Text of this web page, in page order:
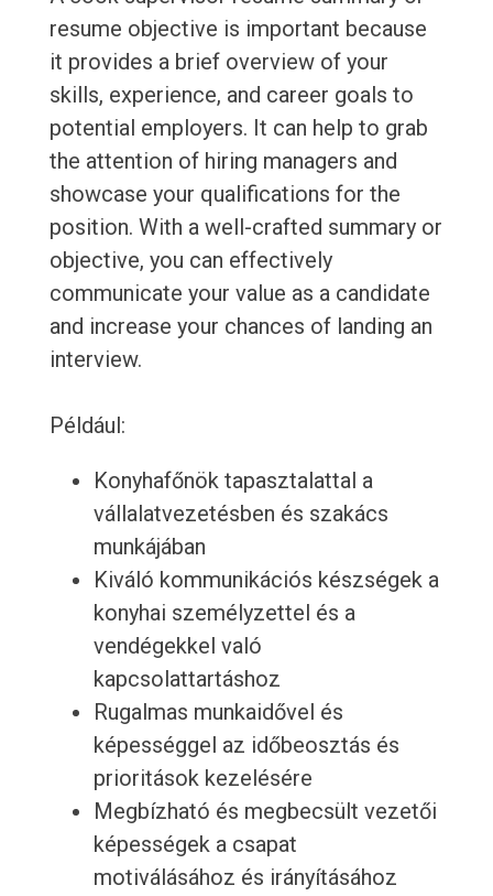
resume objective is important because
it provides a brief overview of your
skills, experience, and career goals to
potential employers. It can help to grab
the attention of hiring managers and
showcase your qualifications for the
position. With a well-crafted summary or
objective, you can effectively
communicate your value as a candidate
and increase your chances of landing an
interview.
Például:
Konyhafőnök tapasztalattal a
vállalatvezetésben és szakács
munkájában
Kiváló kommunikációs készségek a
konyhai személyzettel és a
vendégekkel való
kapcsolattartáshoz
Rugalmas munkaidővel és
képességgel az időbeosztás és
prioritások kezelésére
Megbízható és megbecsült vezetői
képességek a csapat
motiválásához és irányításához